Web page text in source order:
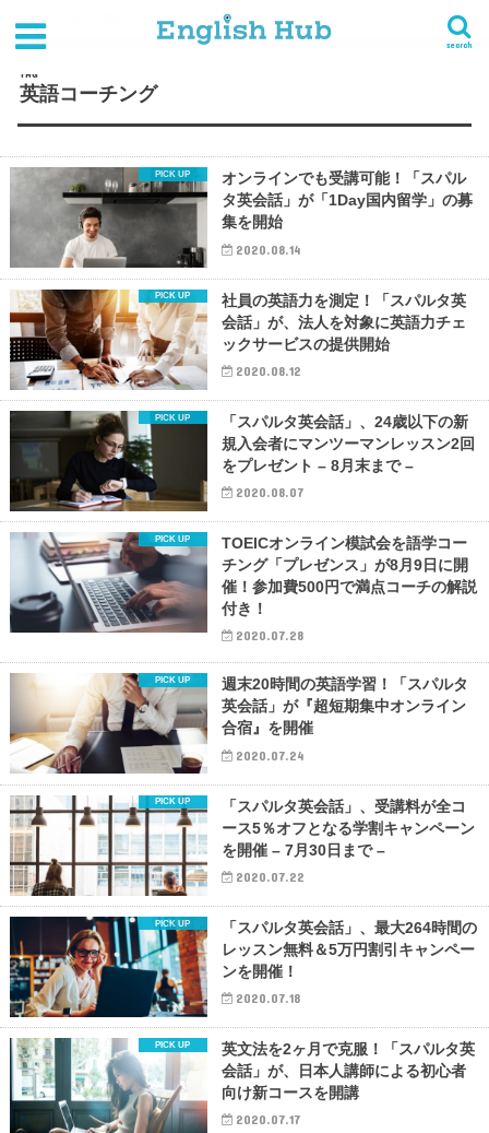
search
タグ : 英語コーチング
TAG
英語コーチング
オンラインでも受講可能！「スパル
タ英会話」が「1Day国内留学」の募
集を開始
2020.08.14
社員の英語力を測定！「スパルタ英
会話」が、法人を対象に英語力チェ
ックサービスの提供開始
2020.08.12
「スパルタ英会話」、24歳以下の新
規入会者にマンツーマンレッスン2回
をプレゼント – 8月末まで –
2020.08.07
TOEICオンライン模試会を語学コー
チング「プレゼンス」が8月9日に開
催！参加費500円で満点コーチの解説
付き！
2020.07.28
週末20時間の英語学習！「スパルタ
英会話」が『超短期集中オンライン
合宿』を開催
2020.07.24
「スパルタ英会話」、受講料が全コ
ース5％オフとなる学割キャンペーン
を開催 – 7月30日まで –
2020.07.22
「スパルタ英会話」、最大264時間の
レッスン無料＆5万円割引キャンペー
ンを開催！
2020.07.18
英文法を2ヶ月で克服！「スパルタ英
会話」が、日本人講師による初心者
向け新コースを開講
2020.07.17